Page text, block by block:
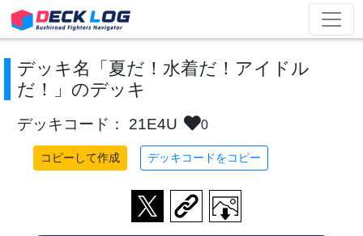
デッキ名「夏だ！水着だ！アイドル
だ！」のデッキ
デッキコード： 21E4U 0
コピーして作成 デッキコードをコピー